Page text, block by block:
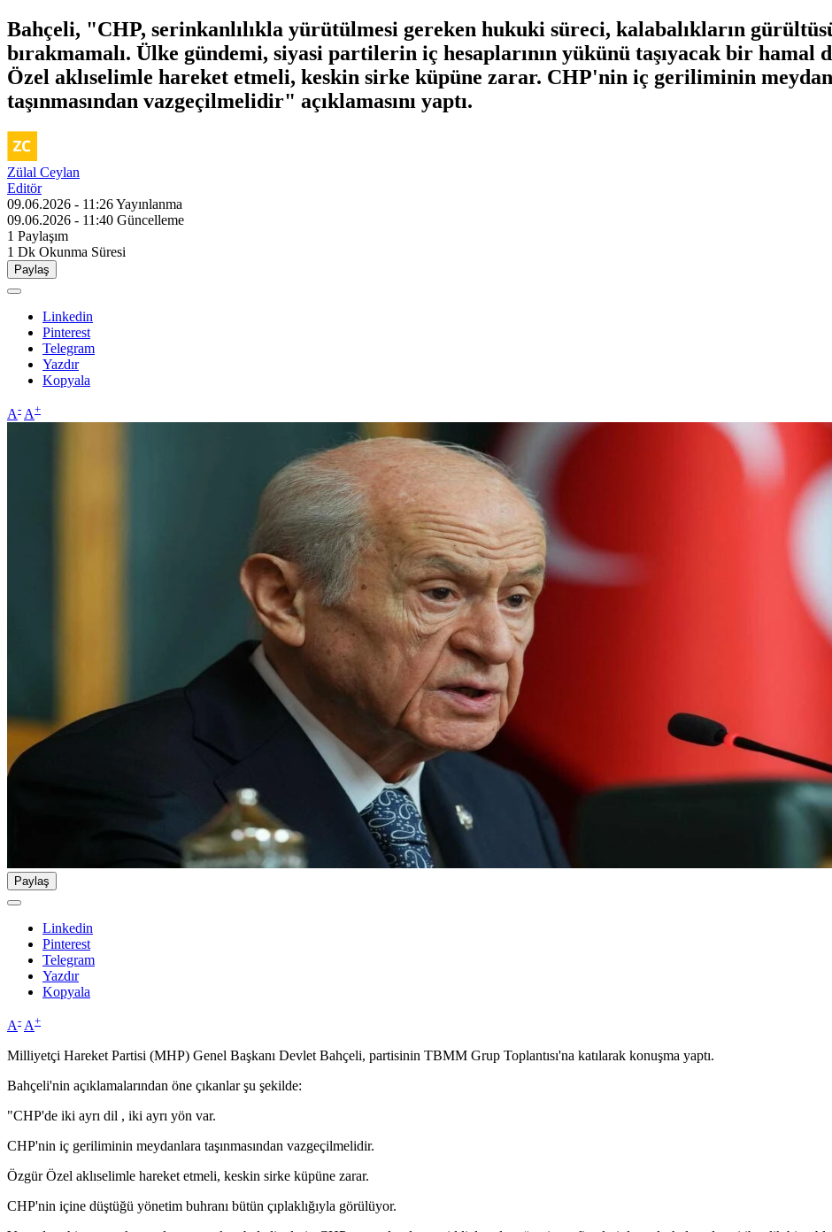
Bahçeli, "CHP, serinkanlılıkla yürütülmesi gereken hukuki süreci, kalabalıkların
bırakmamalı. Ülke gündemi, siyasi partilerin iç hesaplarının yükünü taşıyacak bir hamal
Özel aklıselimle hareket etmeli, keskin sirke küpüne zarar. CHP'nin iç geriliminin
taşınmasından vazgeçilmelidir" açıklamasını yaptı.
Zülal Ceylan
Editör
09.06.2026 - 11:26Yayınlanma
09.06.2026 - 11:40 Güncelleme
1 Paylaşım
1 Dk Okunma Süresi
Paylaş
Linkedin
Pinterest
Telegram
Yazdır
Kopyala
A- A+
Paylaş
Linkedin
Pinterest
Telegram
Yazdır
Kopyala
A- A+
Milliyetçi Hareket Partisi (MHP) Genel Başkanı Devlet Bahçeli, partisinin TBMM Grup Toplantısı'na katılarak konuşma yaptı.
Bahçeli'nin açıklamalarından öne çıkanlar şu şekilde:
"CHP'de iki ayrı dil , iki ayrı yön var.
CHP'nin iç geriliminin meydanlara taşınmasından vazgeçilmelidir.
Özgür Özel aklıselimle hareket etmeli, keskin sirke küpüne zarar.
CHP'nin içine düştüğü yönetim buhranı bütün çıplaklığıyla görülüyor.